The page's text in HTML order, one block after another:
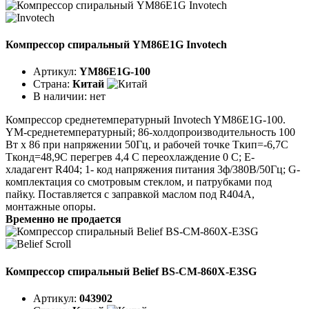
Компрессор спиральный YM86E1G Invotech
Артикул: YM86E1G-100
Страна: Китай
В наличии: нет
Компрессор среднетемпературный Invotech YM86E1G-100.
YM-среднетемпературный; 86-холдопроизводительность 100
Вт x 86 при напряжении 50Гц, и рабочей точке Tкип=-6,7C
Tконд=48,9C перегрев 4,4 C переохлаждение 0 C; E-
хладагент R404; 1- код напряжения питания 3ф/380В/50Гц; G-
комплектация со смотровым стеклом, и патрубками под
пайку. Поставляется с заправкой маслом под R404A,
монтажные опоры.
Временно не продается
Компрессор спиральный Belief BS-CM-860X-E3SG
Артикул: 043902